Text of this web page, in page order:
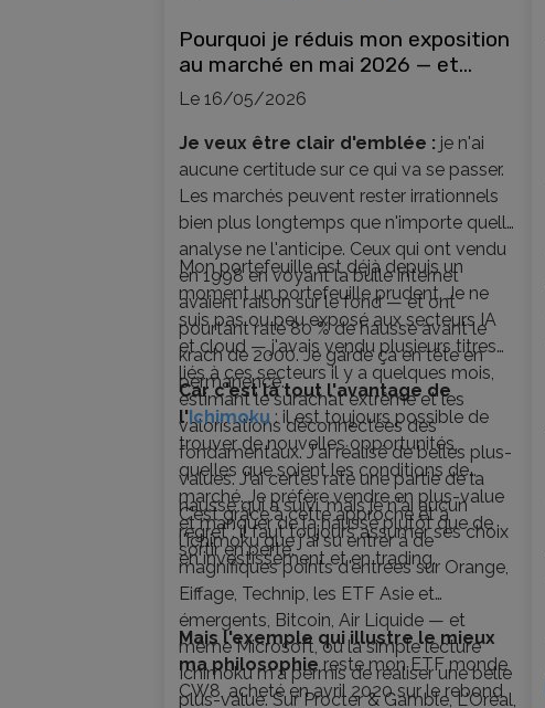
Pourquoi je réduis mon exposition
au marché en mai 2026 — et
comment l'Ichimoku guide mes
décisions
Le 16/05/2026
Je veux être clair d'emblée : je n'ai
aucune certitude sur ce qui va se passer.
Les marchés peuvent rester irrationnels
bien plus longtemps que n'importe quelle
analyse ne l'anticipe. Ceux qui ont vendu
en 1998 en voyant la bulle internet
avaient raison sur le fond — et ont
pourtant raté 80 % de hausse avant le
krach de 2000. Je garde ça en tête en
permanence.
Mon portefeuille est déjà depuis un
moment un portefeuille prudent. Je ne
suis pas ou peu exposé aux secteurs IA
et cloud — j'avais vendu plusieurs titres
liés à ces secteurs il y a quelques mois,
estimant le surachat extrême et les
valorisations déconnectées des
fondamentaux. J'ai réalisé de belles plus-
values. J'ai certes raté une partie de la
hausse qui a suivi, mais je n'ai aucun
regret : il faut toujours assumer ses choix
en investissement et en trading.
Car c'est là tout l'avantage de
l'Ichimoku : il est toujours possible de
trouver de nouvelles opportunités,
quelles que soient les conditions de
marché. Je préfère vendre en plus-value
et manquer de la hausse plutôt que de
sortir en perte.
C'est grâce à cette approche et à
l'ichimoku que j'ai su entrer à de
magnifiques points d'entrées sur Orange,
Eiffage, Technip, les ETF Asie et
émergents, Bitcoin, Air Liquide — et
même Microsoft, où la simple lecture
Ichimoku m'a permis de réaliser une belle
plus-value. Sur Procter & Gamble, L'Oréal,
Mais l'exemple qui illustre le mieux
ma philosophiereste mon ETF monde
CW8, acheté en avril 2020 sur le rebond